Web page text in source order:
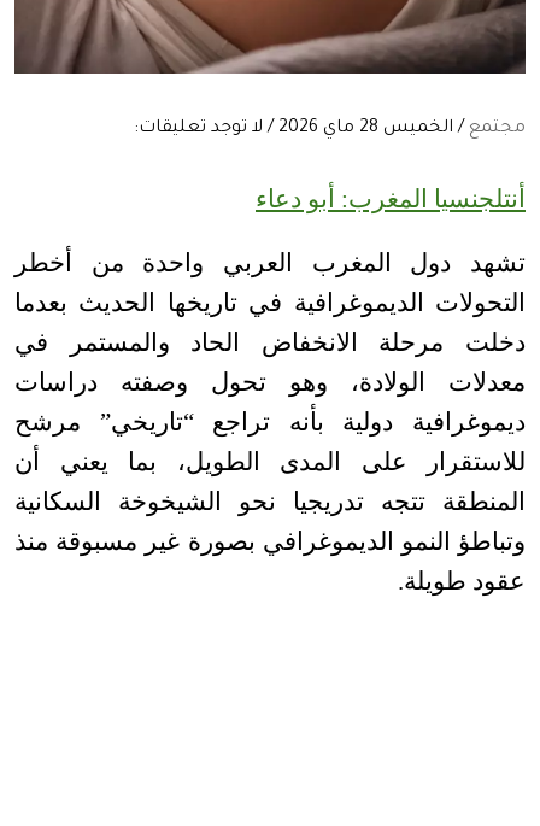
مجتمع / الخميس 28 ماي 2026 / لا توجد تعليقات:
أنتلجنسيا المغرب: أبو دعاء
تشهد دول المغرب العربي واحدة من أخطر
التحولات الديموغرافية في تاريخها الحديث بعدما
دخلت مرحلة الانخفاض الحاد والمستمر في
معدلات الولادة، وهو تحول وصفته دراسات
ديموغرافية دولية بأنه تراجع “تاريخي” مرشح
للاستقرار على المدى الطويل، بما يعني أن
المنطقة تتجه تدريجيا نحو الشيخوخة السكانية
وتباطؤ النمو الديموغرافي بصورة غير مسبوقة منذ
عقود طويلة.